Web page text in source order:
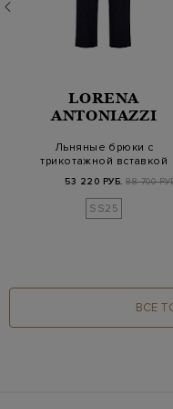
LORENA
ANTONIAZZI
Льняные брюки с
трикотажной вставкой
53 220 РУБ. 88 700
SS25
ВСЕ